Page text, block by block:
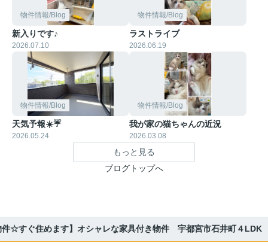
物件情報/Blog
新入りです♪
2026.07.10
物件情報/Blog
ラストライブ
2026.06.19
物件情報/Blog
天気予報☀️☔
2026.05.24
物件情報/Blog
我が家の猫ちゃんの近況
2026.03.08
もっと見る
ブログトップへ
件☆すぐ住めます】オシャレな家具付き物件 宇都宮市石井町４LDK